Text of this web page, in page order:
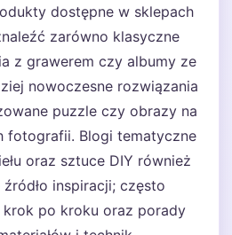
dostępne w sklepach
zarówno klasyczne
z grawerem czy albumy ze
nowoczesne rozwiązania
puzzle czy obrazy na
fotografii. Blogi tematyczne
oraz sztuce DIY również
inspiracji; często
krok po kroku oraz porady